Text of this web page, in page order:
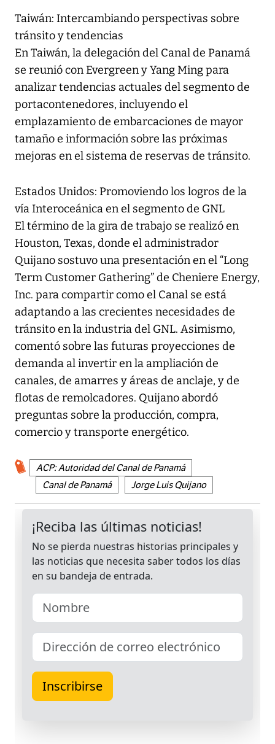
Taiwán: Intercambiando perspectivas sobre
tránsito y tendencias
En Taiwán, la delegación del Canal de Panamá
se reunió con Evergreen y Yang Ming para
analizar tendencias actuales del segmento de
portacontenedores, incluyendo el
emplazamiento de embarcaciones de mayor
tamaño e información sobre las próximas
mejoras en el sistema de reservas de tránsito.
Estados Unidos: Promoviendo los logros de la
vía Interoceánica en el segmento de GNL
El término de la gira de trabajo se realizó en
Houston, Texas, donde el administrador
Quijano sostuvo una presentación en el “Long
Term Customer Gathering” de Cheniere Energy,
Inc. para compartir como el Canal se está
adaptando a las crecientes necesidades de
tránsito en la industria del GNL. Asimismo,
comentó sobre las futuras proyecciones de
demanda al invertir en la ampliación de
canales, de amarres y áreas de anclaje, y de
flotas de remolcadores. Quijano abordó
preguntas sobre la producción, compra,
comercio y transporte energético.
ACP: Autoridad del Canal de Panamá
Canal de Panamá
Jorge Luis Quijano